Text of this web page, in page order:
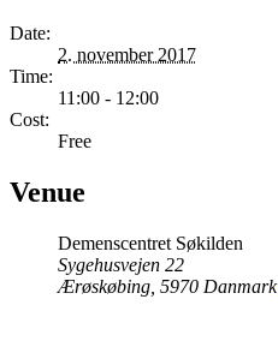
Date:
2. november 2017
Time:
11:00 - 12:00
Cost:
Free
Venue
Demenscentret Søkilden
Sygehusvejen 22
Ærøskøbing 5970 Danmark